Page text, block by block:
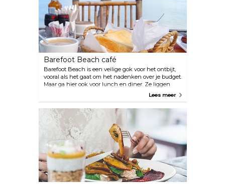
Barefoot Beach café
Barefoot Beach is een veilige gok voor het ontbijt,
vooral als het gaat om het nadenken over je budget.
Maar ga hier ook voor lunch en diner. Ze liggen
direct aan het strand en serveren niet alleen
ondersteund door tiki-fakkels na het vallen van de
avond.
Lees meer